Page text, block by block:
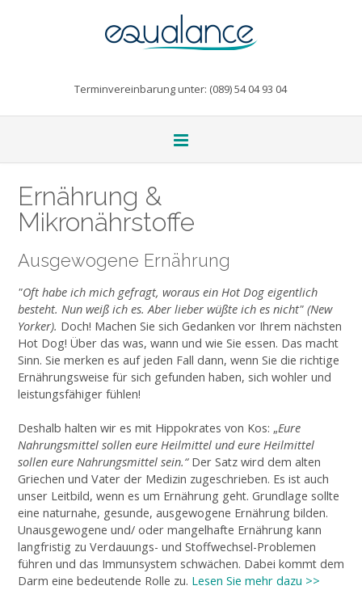
Terminvereinbarung unter: (089) 54 04 93 04
Ernährung &
Mikronährstoffe
Ausgewogene Ernährung
"Oft habe ich mich gefragt, woraus ein Hot Dog eigentlich
besteht. Nun weiß ich es. Aber lieber wüßte ich es nicht" (New
Yorker). Doch! Machen Sie sich Gedanken vor Ihrem nächsten
Hot Dog! Über das was, wann und wie Sie essen. Das macht
Sinn. Sie merken es auf jeden Fall dann, wenn Sie die richtige
Ernährungsweise für sich gefunden haben, sich wohler und
leistungsfähiger fühlen!
Deshalb halten wir es mit Hippokrates von Kos: „Eure
Nahrungsmittel sollen eure Heilmittel und eure Heilmittel
sollen eure Nahrungsmittel sein.“Der Satz wird dem alten
Griechen und Vater der Medizin zugeschrieben. Es ist auch
unser Leitbild, wenn es um Ernährung geht. Grundlage sollte
eine naturnahe, gesunde, ausgewogene Ernährung bilden.
Unausgewogene und/ oder mangelhafte Ernährung kann
langfristig zu Verdauungs- und Stoffwechsel-Problemen
führen und das Immunsystem schwächen. Dabei kommt dem
Darm eine bedeutende Rolle zu. Lesen Sie mehr dazu >>